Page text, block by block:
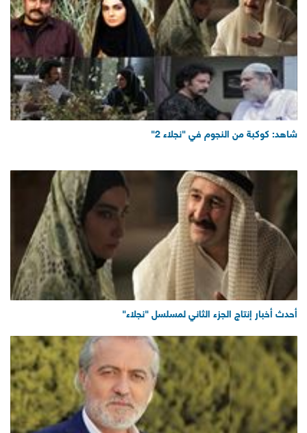
شاهد: كوكبة من النجوم في "نجلاء 2"
أحدث أخبار إنتاج الجزء الثاني لمسلسل "نجلاء"